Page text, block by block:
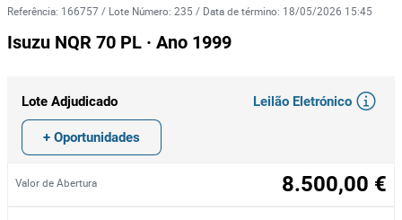
Referência: 166757 / Lote Número: 235 / Data de término: 18/05/2026 15:45
Isuzu NQR 70 PL · Ano 1999
Lote Adjudicado Leilão Eletrónico
+ Oportunidades
Valor de Abertura 8.500,00 €